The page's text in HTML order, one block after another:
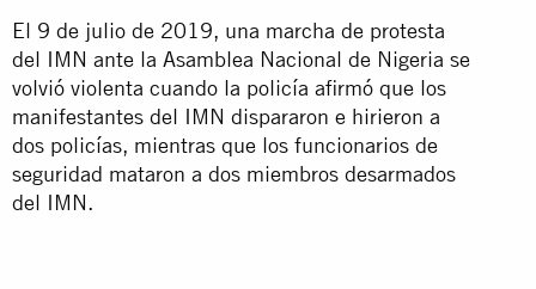
El 9 de julio de 2019, una marcha de protesta
del IMN ante la Asamblea Nacional de Nigeria se
volvió violenta cuando la policía afirmó que los
manifestantes del IMN dispararon e hirieron a
dos policías, mientras que los funcionarios de
seguridad mataron a dos miembros desarmados
del IMN.